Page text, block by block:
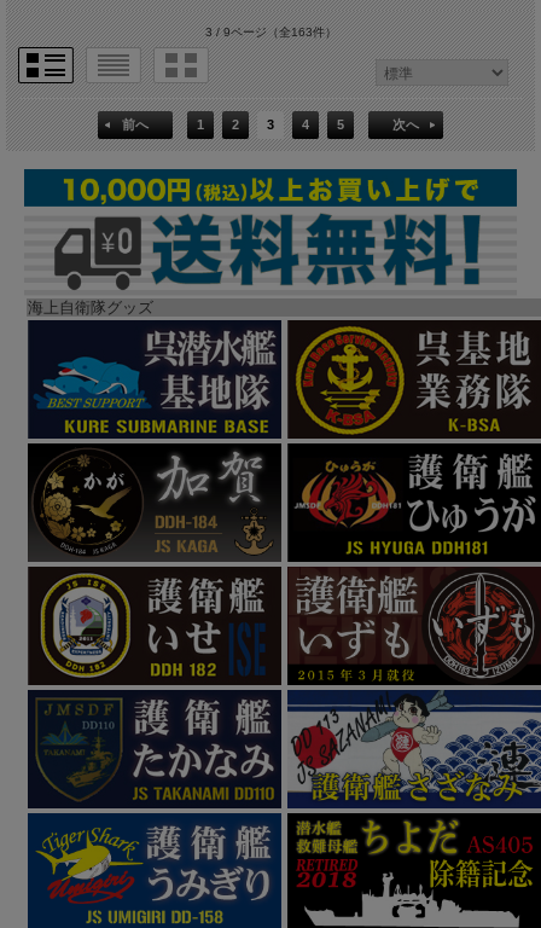
3 / 9ページ（全163件）
前へ 1 2 3 4 5 次へ
海上自衛隊グッズ